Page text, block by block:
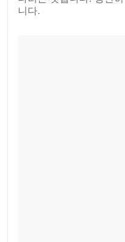
니다.